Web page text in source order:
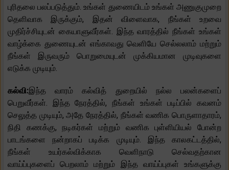
புரிதலை பலப்படுத்தும். உங்கள் துணையிடம் உங்கள் அணுகுமுறை
தெளிவாக இருக்கும், இதன் விளைவாக, நீங்கள் உறவை
முதிர்ச்சியுடன் கையாளுவீர்கள். இந்த வாரத்தில் நீங்கள் உங்கள்
வாழ்க்கை துணையுடன் எங்காவது வெளியே செல்லலாம் மற்றும்
நீங்கள் இருவரும் பொறுமையுடன் முக்கியமான முடிவுகளை
எடுக்க முடியும்.
கல்வி:இந்த வாரம் கல்வித் துறையில் நல்ல பலன்களைப்
பெறுவீர்கள். இந்த நேரத்தில், நீங்கள் உங்கள் படிப்பில் கவனம்
செலுத்த முடியும், அதே நேரத்தில், நீங்கள் வணிக பொருளாதாரம்,
நிதி கணக்கு, நடிகர்கள் மற்றும் வணிக புள்ளியியல் போன்ற
பாடங்களை நன்றாகப் படிக்க முடியும். இந்த காலகட்டத்தில்,
நீங்கள் உயர்கல்விக்காக வெளிநாடு செல்வதற்கான
வாய்ப்புகளைப் பெறலாம் மற்றும் இந்த வாய்ப்புகள் உங்களுக்கு